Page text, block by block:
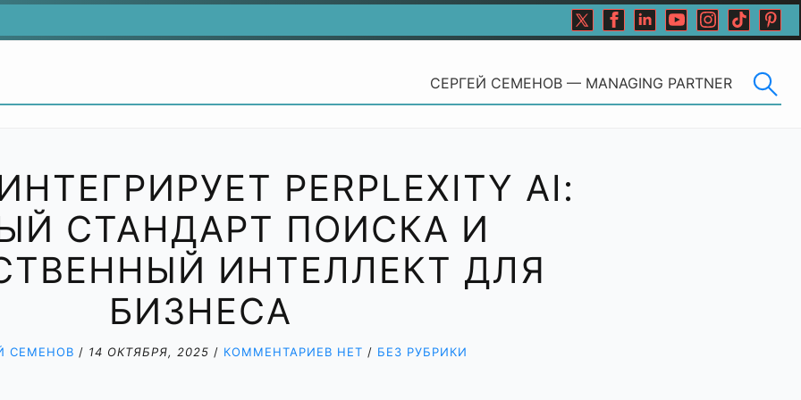
СЕРГЕЙ СЕМЕНОВ — MANAGING PARTNER
PERPLEXITY AI:
СТАНДАРТ ПОИСКА И
ИНТЕЛЛЕКТ ДЛЯ
БИЗНЕСА
СЕМЕНОВ / 14 ОКТЯБРЯ, 2025 / КОММЕНТАРИЕВ НЕТ / БЕЗ РУБРИКИ